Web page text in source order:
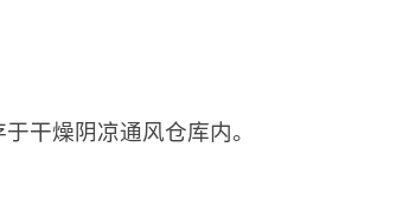
干燥阴凉通风仓库内。